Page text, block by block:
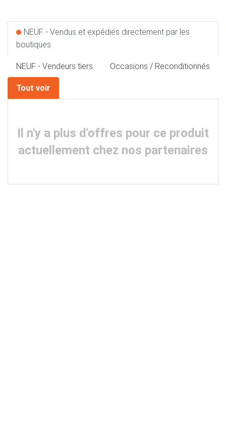
NEUF - Vendus et expédiés directement par les
boutiques
NEUF - Vendeurs tiers Occasions / Reconditionnés
Tout voir
Il n'y a plus d'offres pour ce produit
actuellement chez nos partenaires